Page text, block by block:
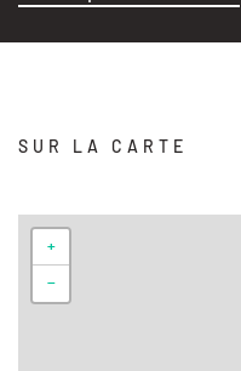
SUR LA CARTE
+
−